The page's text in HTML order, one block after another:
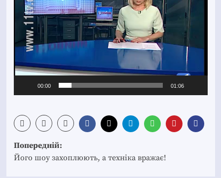
00:00 01:06
Post
navigation
Попередній:
Його шоу захоплюють, а техніка вражає!